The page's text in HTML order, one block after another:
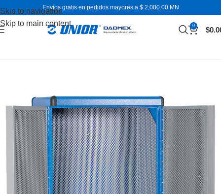
Skip to navigation
Skip to main content
Envíos gratis en pedidos mayores a $ 2,000.00 MN
0 $